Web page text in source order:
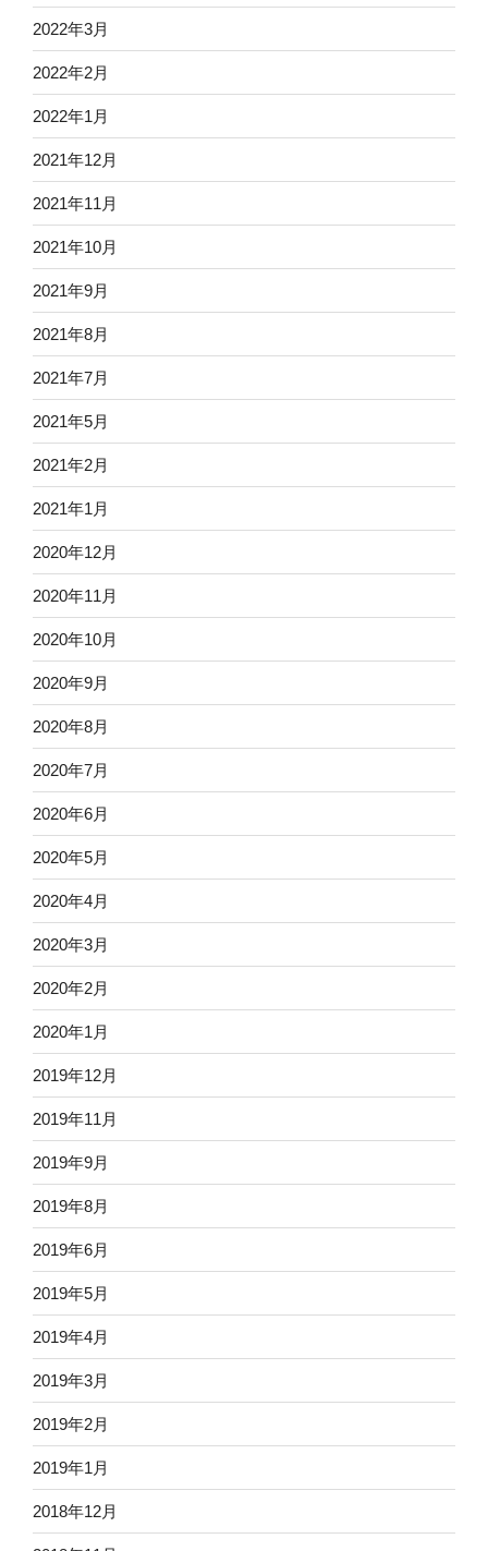
2022年3月
2022年2月
2022年1月
2021年12月
2021年11月
2021年10月
2021年9月
2021年8月
2021年7月
2021年5月
2021年2月
2021年1月
2020年12月
2020年11月
2020年10月
2020年9月
2020年8月
2020年7月
2020年6月
2020年5月
2020年4月
2020年3月
2020年2月
2020年1月
2019年12月
2019年11月
2019年9月
2019年8月
2019年6月
2019年5月
2019年4月
2019年3月
2019年2月
2019年1月
2018年12月